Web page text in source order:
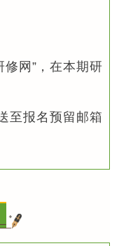
修网”，在本期研
至报名预留邮箱